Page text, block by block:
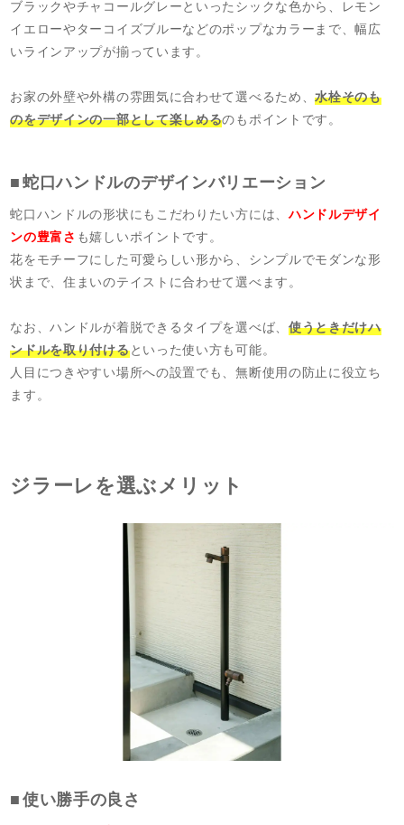
ブラックやチャコールグレーといったシックな色から、レモン
イエローやターコイズブルーなどのポップなカラーまで、幅広
いラインアップが揃っています。
お家の外壁や外構の雰囲気に合わせて選べるため、水栓そのも
のをデザインの一部として楽しめるのもポイントです。
蛇口ハンドルのデザインバリエーション
蛇口ハンドルの形状にもこだわりたい方には、ハンドルデザイ
ンの豊富さ も嬉しいポイントです。
花をモチーフにした可愛らしい形から、シンプルでモダンな形
状まで、住まいのテイストに合わせて選べます。
なお、ハンドルが着脱できるタイプを選べば、 使うときだけハ
ンドルを取り付けるといった使い方も可能。
人目につきやすい場所への設置でも、無断使用の防止に役立ち
ます。
ジラーレを選ぶメリット
使い勝手の良さ